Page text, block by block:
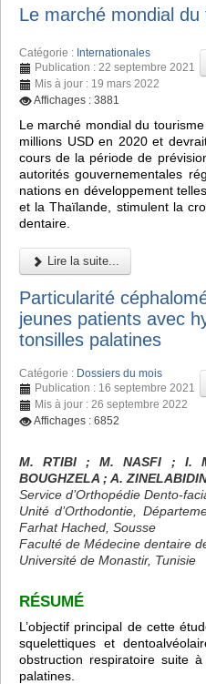
Le marché mondial
Catégorie : Internationales
Publication : 22 septembre 2021
Mis à jour : 19 mars 2022
Affichages : 3881
Le marché mondial du
millions USD en 2020 et
cours de la période de
autorités gouvernementales
nations en développement
et la Thaïlande, stimulent la
dentaire.
Lire la suite...
Particularité
jeunes patients avec
tonsilles palatines
Catégorie : Dossiers du mois
Publication : 16 septembre 2021
Mis à jour : 26 septembre 2022
Affichages : 6852
M. RTIBI ; M. NASFI ; I.
BOUGHZELA ; A.
Service d’Orthopédie Dento-
Unité d’Orthodontie,
Farhat Hached, Sousse
Faculté de Médecine dentaire
Université de Monastir, Tunisie
RÉSUMÉ
L’objectif principal de cette
squelettiques et
obstruction respiratoire suite
palatines.